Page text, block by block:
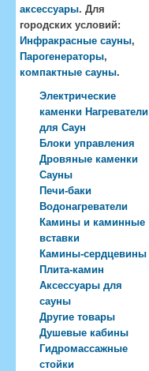
аксессуары. Для
городских условий:
Инфракрасные сауны,
Парогенераторы,
компактные сауны.
Электрические
каменки Нагреватели
для Саун
Блоки управления
Дровяные каменки
Сауны
Печи-баки
Водонагреватели
Камины и каминные
вставки
Камины-сердцевины
Плита-камин
Аксессуары для
сауны
Другие товары
Душевые кабины
Гидромассажные
стойки